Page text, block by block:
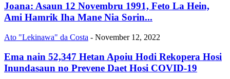
Joana: Asaun 12 Novembru 1991, Feto La Hein,
Ami Hamrik Iha Mane Nia Sorin...
Ato "Lekinawa" da Costa - November 12, 2022
Ema nain 52,347 Hetan Apoiu Hodi Rekopera Hosi
Inundasaun no Prevene Daet Hosi COVID-19